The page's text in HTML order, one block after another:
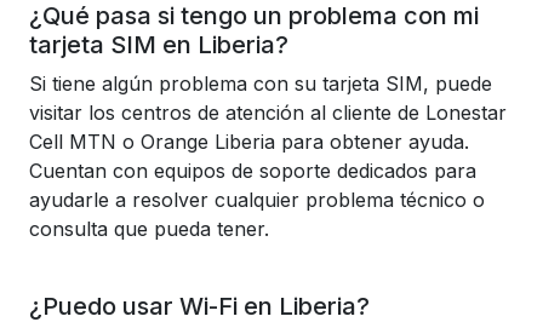
¿Qué pasa si tengo un problema con mi
tarjeta SIM en Liberia?
Si tiene algún problema con su tarjeta SIM, puede
visitar los centros de atención al cliente de Lonestar
Cell MTN o Orange Liberia para obtener ayuda.
Cuentan con equipos de soporte dedicados para
ayudarle a resolver cualquier problema técnico o
consulta que pueda tener.
¿Puedo usar Wi-Fi en Liberia?